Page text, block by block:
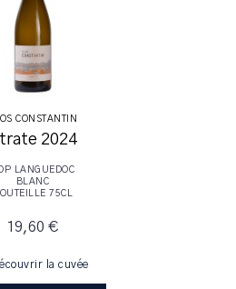
CONSTANTIN
2024
LANGUEDOC
BLANC
75CL
19,60 €
la cuvée